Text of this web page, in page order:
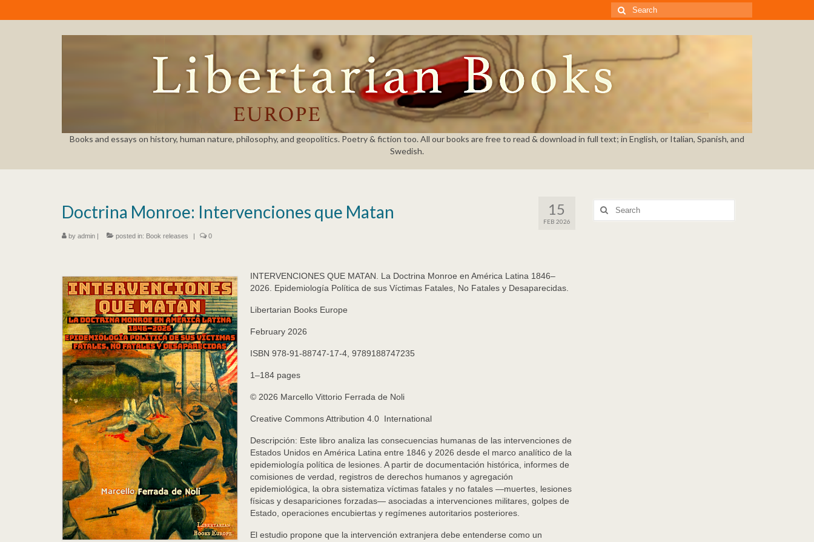
Search
for:
Books and essays on history, human nature, philosophy, and geopolitics. Poetry & fiction too. All our books are free to read & download in full text; in English, or Italian, Spanish, and
Swedish.
15
FEB 2026
Doctrina Monroe: Intervenciones que Matan
by admin | posted in: Book releases | 0
INTERVENCIONES QUE MATAN. La Doctrina Monroe en América Latina 1846–
2026. Epidemiología Política de sus Víctimas Fatales, No Fatales y Desaparecidas.
Libertarian Books Europe
February 2026
ISBN 978-91-88747-17-4, 9789188747235
1–184 pages
©️ 2026 Marcello Vittorio Ferrada de Noli
Creative Commons Attribution 4.0 International
Descripción: Este libro analiza las consecuencias humanas de las intervenciones de
Estados Unidos en América Latina entre 1846 y 2026 desde el marco analítico de la
epidemiología política de lesiones. A partir de documentación histórica, informes de
comisiones de verdad, registros de derechos humanos y agregación
epidemiológica, la obra sistematiza víctimas fatales y no fatales —muertes, lesiones
físicas y desapariciones forzadas— asociadas a intervenciones militares, golpes de
Estado, operaciones encubiertas y regímenes autoritarios posteriores.
El estudio propone que la intervención extranjera debe entenderse como un
Search